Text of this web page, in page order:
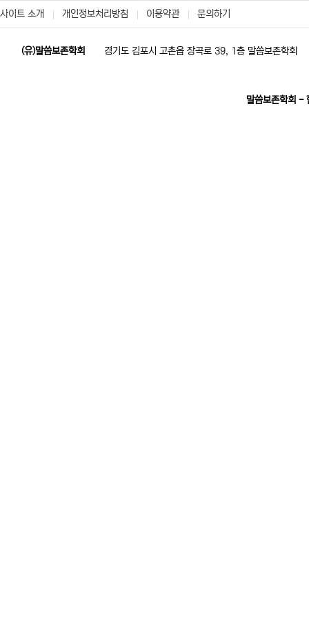
사이트 소개 개인정보처리방침 이용약관 문의하기
(유)말씀보존학회 경기도 김포시 고촌읍 장곡로 39, 1층 말씀보존학회
말씀보존학회 -